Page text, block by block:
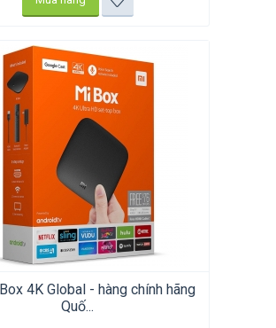
4K Global - hàng chính hãng
Quố...